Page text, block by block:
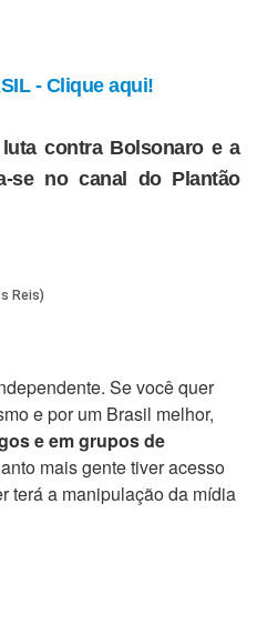
- Clique aqui!
contra Bolsonaro e a
se no canal do Plantão
Se você quer
e por um Brasil melhor,
e em grupos de
mais gente tiver acesso
terá a manipulação da mídia